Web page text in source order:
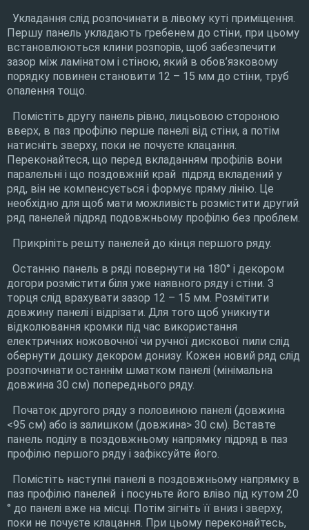
Укладання слід розпочинати в лівому куті приміщення.
Першу панель укладають гребенем до стіни, при цьому
встановлюються клини розпорів, щоб забезпечити
зазор між ламінатом і стіною, який в обов’язковому
порядку повинен становити 12 – 15 мм до стіни, труб
опалення тощо.
Помістіть другу панель рівно, лицьовою стороною
вверх, в паз профілю перше панелі від стіни, а потім
натисніть зверху, поки не почуєте клацання.
Переконайтеся, що перед вкладанням профілів вони
паралельні і що поздовжній край підряд вкладений у
ряд, він не компенсується і формує пряму лінію. Це
необхідно для щоб мати можливість розмістити другий
ряд панелей підряд подовжньому профілю без проблем.
Прикріпіть решту панелей до кінця першого ряду.
Останню панель в ряді повернути на 180° і декором
догори розмістити біля уже наявного ряду і стіни. З
торця слід врахувати зазор 12 – 15 мм. Розмітити
довжину панелі і відрізати. Для того щоб уникнути
відколювання кромки під час використання
електричних ножовочної чи ручної дискової пили слід
обернути дошку декором донизу. Кожен новий ряд слід
розпочинати останнім шматком панелі (мінімальна
довжина 30 см) попереднього ряду.
Початок другого ряду з половиною панелі (довжина
<95 см) або із залишком (довжина> 30 см). Вставте
панель поділу в поздовжньому напрямку підряд в паз
профілю першого ряду і зафіксуйте його.
Помістіть наступні панелі в поздовжньому напрямку в
паз профілю панелей і посуньте його вліво під кутом 20
° до панелі вже на місці. Потім зігніть її вниз і зверху,
поки не почуєте клацання. При цьому переконайтесь,